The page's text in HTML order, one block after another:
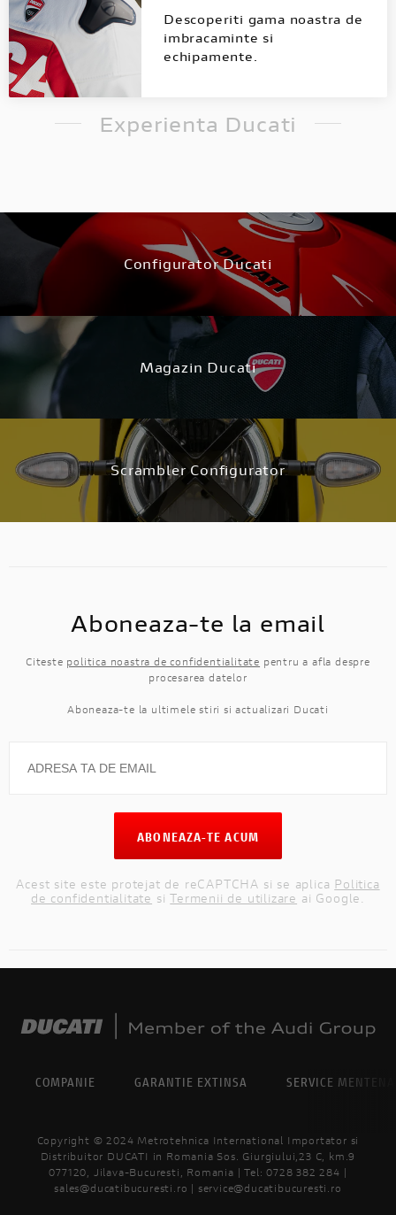
Descoperiti gama noastra de
imbracaminte si
echipamente.
Experienta Ducati
Configurator Ducati
Magazin Ducati
Scrambler Configurator
Aboneaza-te la email
Citeste politica noastra de confidentialitate pentru a afla despre
procesarea datelor
Aboneaza-te la ultimele stiri si actualizari Ducati
ABONEAZA-TE ACUM
Acest site este protejat de reCAPTCHA si se aplica Politica
de confidentialitate siTermenii de utilizare ai Google.
COMPANIE GARANTIE EXTINSA SERVICE
Copyright © 2024 Metrotehnica International Importator si
Distribuitor DUCATI in Romania Sos. Giurgiului,23 C, km.9
077120, Jilava-Bucuresti, Romania | Tel: 0728 382 284 |
sales@ducatibucuresti.ro | service@ducatibucuresti.ro